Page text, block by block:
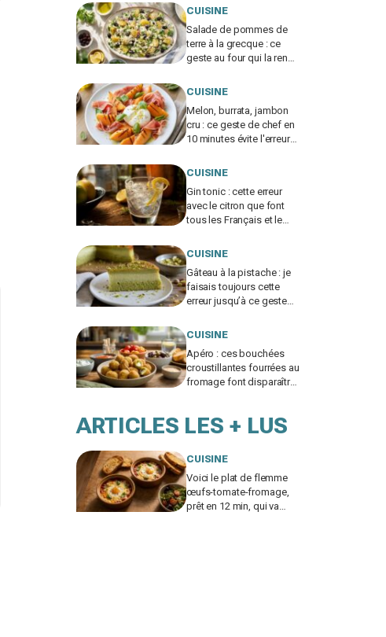
CUISINE
Salade de pommes de
terre à la grecque : ce
geste au four qui la rend
exploser les demandes
CUISINE
Melon, burrata, jambon
cru : ce geste de chef en
10 minutes évite l'erreur
un plat de resto
CUISINE
Gin tonic : cette erreur
avec le citron que font
tous les Français et le
change tout
CUISINE
Gâteau à la pistache : je
faisais toujours cette
erreur jusqu’à ce geste
tout
CUISINE
Apéro : ces bouchées
croustillantes fourrées au
fromage font disparaître
ARTICLES LES + LUS
CUISINE
Voici le plat de flemme
œufs-tomate-fromage,
prêt en 12 min, qui va